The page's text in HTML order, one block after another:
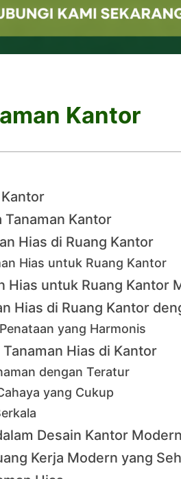
Kantor
Tanaman Kantor
Hias di Ruang Kantor
Hias untuk Ruang Kantor
Hias untuk Ruang Kantor
Hias di Ruang Kantor
yang Harmonis
Hias di Kantor
dengan Teratur
yang Cukup
Desain Kantor Modern
Kerja Modern yang